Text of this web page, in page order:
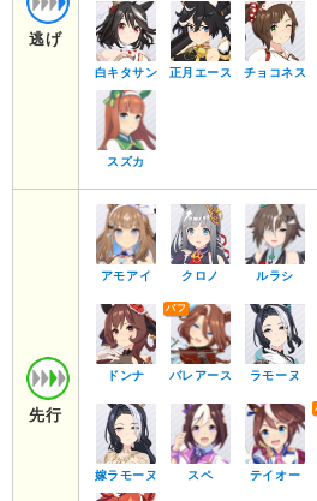
逃げ
白キタサン 正月エース チョコネス
スズカ
先行
アモアイ クロノ ルラシ
ドンナ バレアース ラモーヌ
嫁ラモーヌ スペ テイオー